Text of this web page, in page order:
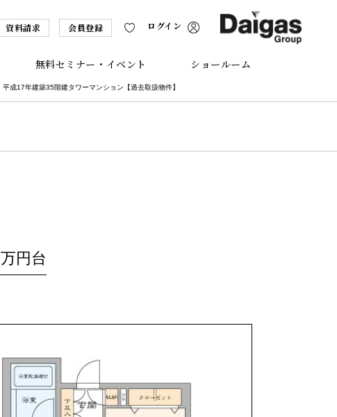
資料請求 会員登録 ログイン
無料セミナー・イベント ショールーム
平成17年建築35階建タワーマンション【過去取扱物件】
万円台